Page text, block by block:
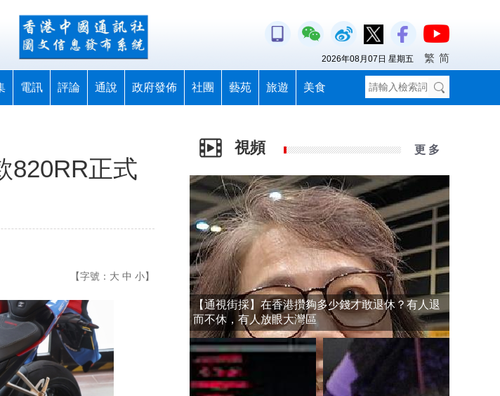
電訊 評論 通說 政府發佈 社團 藝苑 旅遊 美食
2026年08月07日 星期五 繁 简
820RR正式
【字號： 大 中 小】
視頻 更 多
【通視街採】在香港攢夠多少錢才敢退休？有人退
而不休，有人放眼大灣區